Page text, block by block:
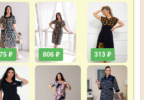
₽ 806 ₽ 313 ₽